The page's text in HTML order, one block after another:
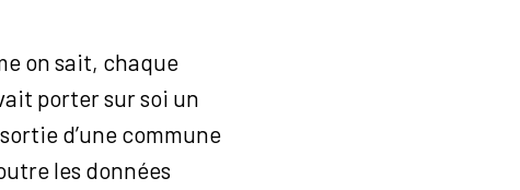
on sait, chaque
porter sur soi un
d’une commune
les données